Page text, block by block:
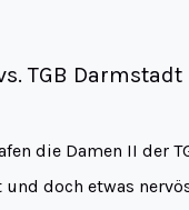
TGB Darmstadt
die Damen II der
doch etwas